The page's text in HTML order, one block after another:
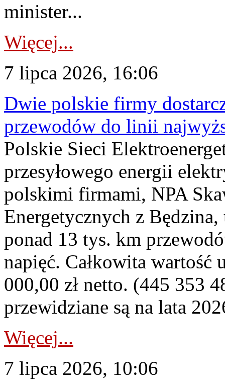
minister...
Więcej...
7 lipca 2026, 16:06
Dwie polskie firmy
przewodów do linii
Polskie Sieci
przesyłowego energii
polskimi firmami, NPA
Energetycznych z
ponad 13 tys. km
napięć. Całkowita
000,00 zł netto. (445 353
przewidziane są na lata
Więcej...
7 lipca 2026, 10:06